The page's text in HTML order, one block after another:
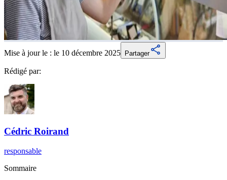
Mise à jour le : le 10 décembre 2025 Partager
Rédigé par:
Cédric Roirand
responsable
Sommaire